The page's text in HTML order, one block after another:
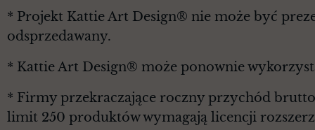
* Projekt Kattie Art Design® nie może być
odsprzedawany.
* Kattie Art Design® może ponownie
* Firmy przekraczające roczny przychód
limit 250 produktów wymagają licencji